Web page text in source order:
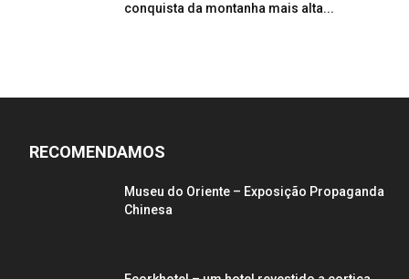
conquista da montanha mais alta...
RECOMENDAMOS
Museu do Oriente – Exposição Propaganda
Chinesa